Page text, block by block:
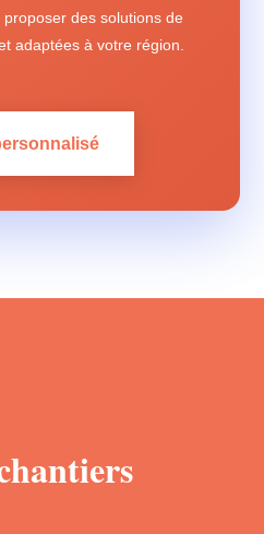
des solutions de
adaptées à votre région.